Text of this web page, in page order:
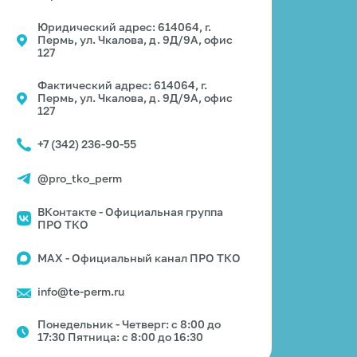
Юридический адрес: 614064, г.
Пермь, ул. Чкалова, д. 9Д/9А, офис
127
Фактический адрес: 614064, г.
Пермь, ул. Чкалова, д. 9Д/9А, офис
127
+7 (342) 236-90-55
@pro_tko_perm
ВКонтакте - Официальная группа
ПРО ТКО
MAX - Официальный канал ПРО ТКО
info@te-perm.ru
Понедельник - Четверг: с 8:00 до
17:30 Пятница: с 8:00 до 16:30